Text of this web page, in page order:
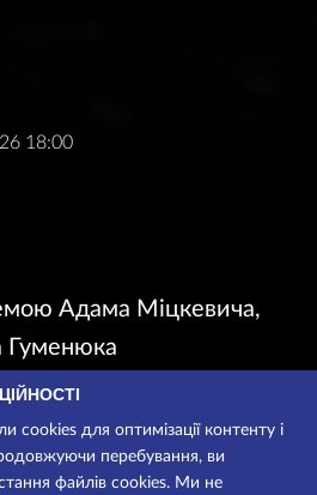
18:00
Адама Міцкевича,
Гуменюка
cookies для оптимізації контенту і
перебування, ви
файлів cookies. Ми не